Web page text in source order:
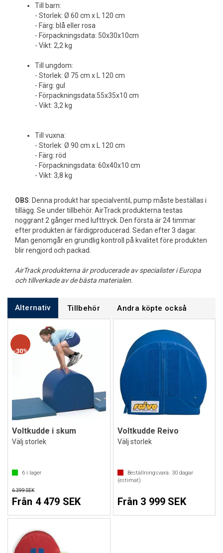
Till barn:
- Storlek: Ø 60 cm x L 120 cm
- Färg: blå eller rosa
- Förpackningsdata: 50x30x10cm
- Vikt: 2,2 kg
Till ungdom:
- Storlek: Ø 75 cm x L 120 cm
- Färg: gul
- Förpackningsdata:55x35x10 cm
- Vikt: 3,2 kg
Till vuxna:
- Storlek: Ø 90 cm x L 120 cm
- Färg: röd
- Förpackningsdata: 60x40x10 cm
- Vikt: 3,8 kg
OBS: Denna produkt har specialventil, pump måste beställas i
tillägg. Se under tillbehör. AirTrack produkterna testas
noggrant 2 gånger med lufttryck. Den första är 24 timmar
efter produkten är färdigproducerad. Sedan efter 3 dagar.
Man genomgår en grundlig kontroll på kvalitet före produkten
blir rengjord och packad.
AirTrack produkterna är producerade av specialister i Europa
och tillverkade av de bästa materialen.
Alternativ Tillbehör Andra köpte också
30%
Voltkudde i skum
Välj storlek
6 i lager
6 399 SEK
Från 4 479 SEK
Voltkudde Reivo
Välj storlek
Beställningsvara. 30dagar
(estimat)
Från 3 999 SEK